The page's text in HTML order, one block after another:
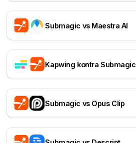
Submagic vs Maestra AI
Kapwing kontra Submagic
Submagic vs Opus Clip